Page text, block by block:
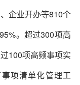
企业开办等810个
。超过300项高
100项高频事项实
项清单化管理工